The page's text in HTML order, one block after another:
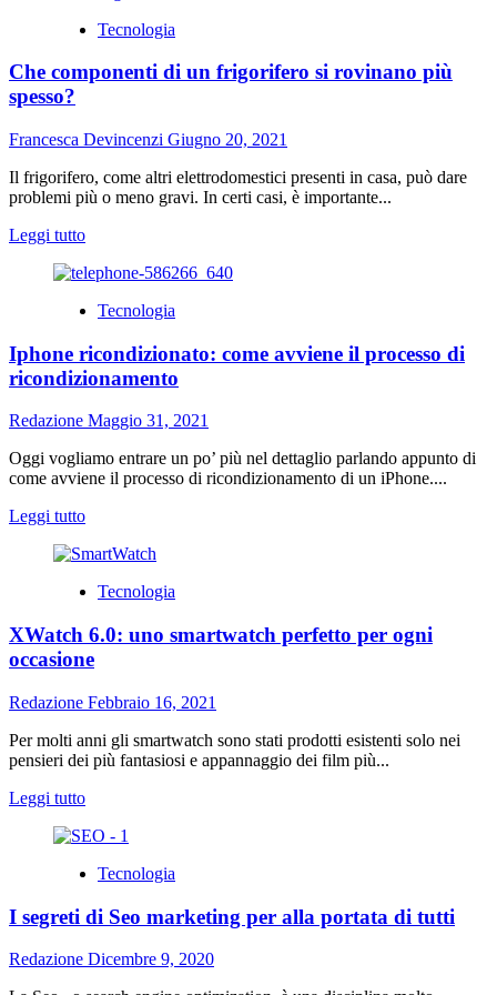
Abbigliamento
lavoro:
e
non
solo
Tecnologia
Che componenti di un frigorifero si rovinano più
spesso?
Francesca Devincenzi Giugno 20, 2021
Il frigorifero, come altri elettrodomestici presenti in casa, può dare
problemi più o meno gravi. In certi casi, è importante...
Leggi tuttoLeggi
più
Che
di
un
frigorifero
si
rovinano
più
spesso?
Tecnologia
Iphone ricondizionato: come avviene il processo di
ricondizionamento
Redazione Maggio 31, 2021
Oggi vogliamo entrare un po’ più nel dettaglio parlando appunto di
come avviene il processo di ricondizionamento di un iPhone....
Leggi tuttoLeggi
più
Iphone
come
avviene
il
processo
di
ricondizionamento
Tecnologia
XWatch 6.0: uno smartwatch perfetto per ogni
occasione
Redazione Febbraio 16, 2021
Per molti anni gli smartwatch sono stati prodotti esistenti solo nei
pensieri dei più fantasiosi e appannaggio dei film più...
Leggi tuttoLeggi
più
XWatch
uno
perfetto
Tecnologia
I segreti di Seo marketing per alla portata di tutti
Redazione Dicembre 9, 2020